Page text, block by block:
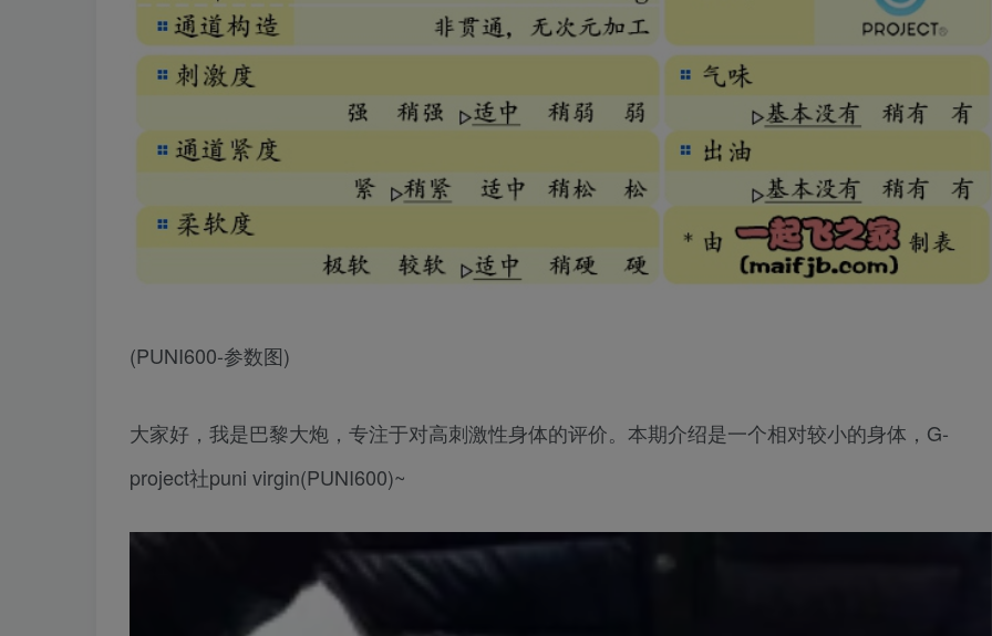
(PUNI600-参数图)
大家好，我是巴黎大炮，专注于对高刺激性身体的评价。本期介绍是一个相对较小的身体，G-
project社puni virgin(PUNI600)~